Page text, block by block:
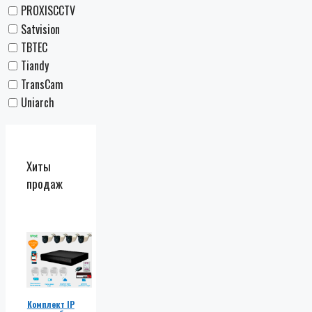
PROXISCCTV
Satvision
TBTEC
Tiandy
TransCam
Uniarch
Хиты
продаж
Комплект IP